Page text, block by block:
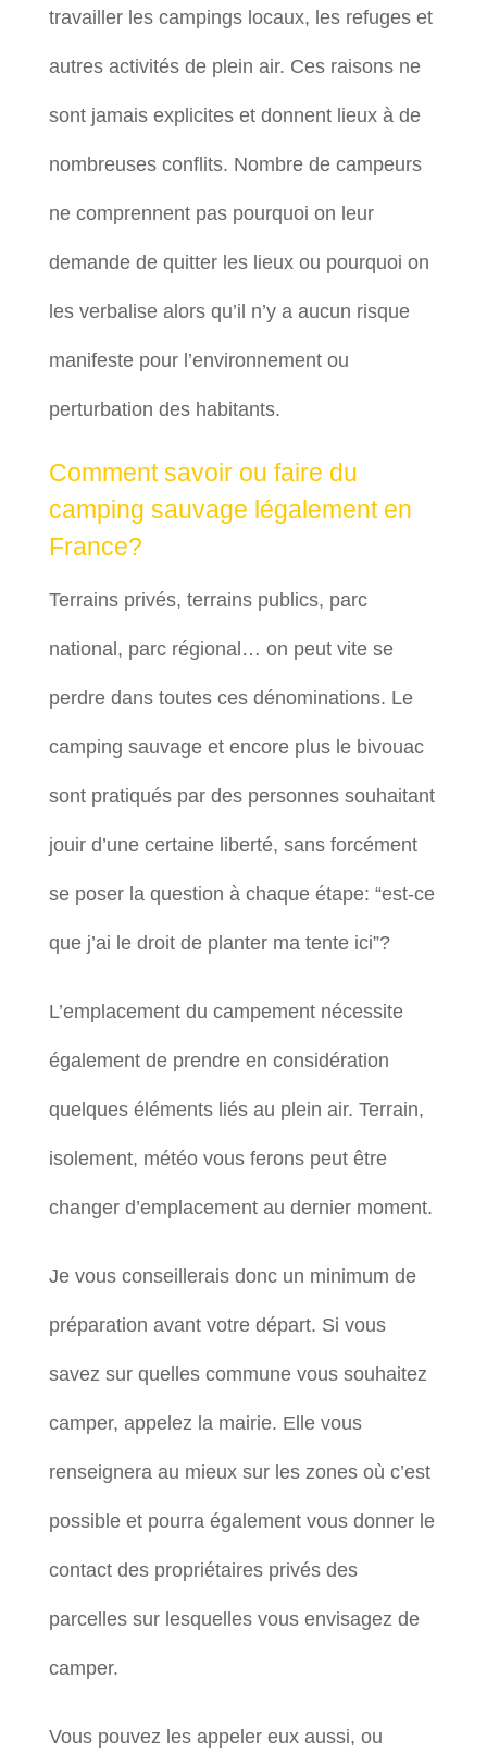
travailler les campings locaux, les refuges et
autres activités de plein air. Ces raisons ne
sont jamais explicites et donnent lieux à de
nombreuses conflits. Nombre de campeurs
ne comprennent pas pourquoi on leur
demande de quitter les lieux ou pourquoi on
les verbalise alors qu’il n’y a aucun risque
manifeste pour l’environnement ou
perturbation des habitants.
Comment savoir ou faire du
camping sauvage légalement en
France?
Terrains privés, terrains publics, parc
national, parc régional… on peut vite se
perdre dans toutes ces dénominations. Le
camping sauvage et encore plus le bivouac
sont pratiqués par des personnes souhaitant
jouir d’une certaine liberté, sans forcément
se poser la question à chaque étape: “est-ce
que j’ai le droit de planter ma tente ici”?
L’emplacement du campement nécessite
également de prendre en considération
quelques éléments liés au plein air. Terrain,
isolement, météo vous ferons peut être
changer d’emplacement au dernier moment.
Je vous conseillerais donc un minimum de
préparation avant votre départ. Si vous
savez sur quelles commune vous souhaitez
camper, appelez la mairie. Elle vous
renseignera au mieux sur les zones où c’est
possible et pourra également vous donner le
contact des propriétaires privés des
parcelles sur lesquelles vous envisagez de
camper.
Vous pouvez les appeler eux aussi, ou